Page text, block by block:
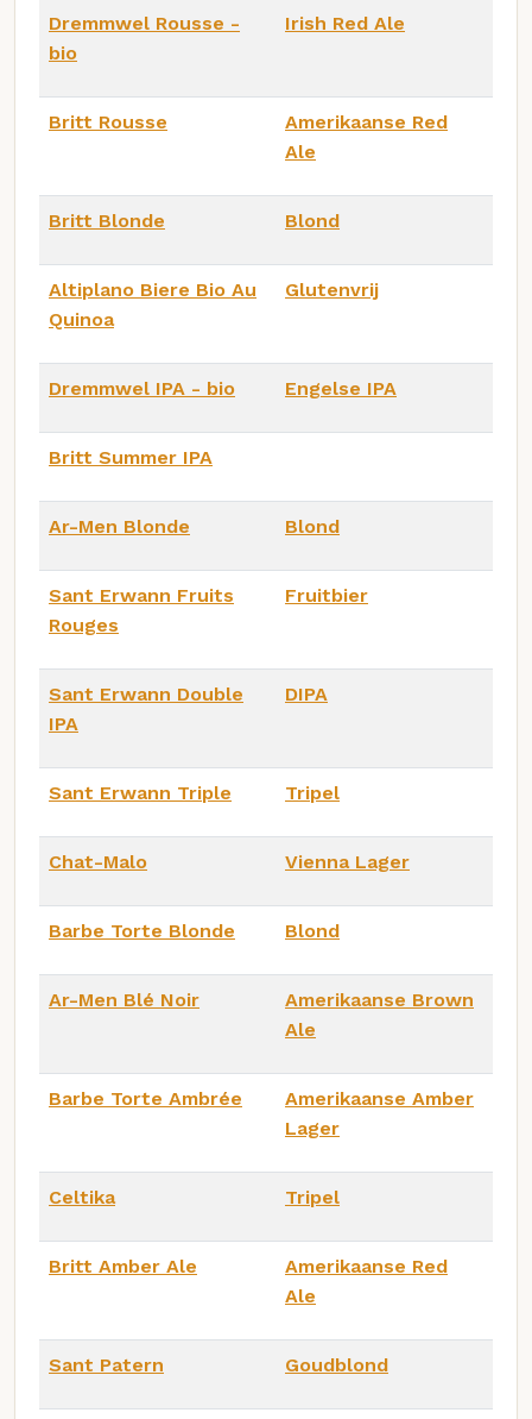
Dremmwel Rousse -
bio
Irish Red Ale
Britt Rousse
Amerikaanse Red
Ale
Britt Blonde Blond
Altiplano Biere Bio Au
Quinoa
Glutenvrij
Dremmwel IPA - bio Engelse IPA
Britt Summer IPA
Ar-Men Blonde Blond
Sant Erwann Fruits
Rouges
Fruitbier
Sant Erwann Double
IPA
DIPA
Sant Erwann Triple Tripel
Chat-Malo Vienna Lager
Barbe Torte Blonde Blond
Ar-Men Blé Noir
Amerikaanse Brown
Ale
Barbe Torte Ambrée
Amerikaanse Amber
Lager
Celtika Tripel
Britt Amber Ale
Amerikaanse Red
Ale
Sant Patern Goudblond